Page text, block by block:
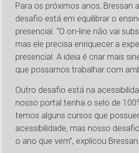
Para os próximos anos, Bressan
desafio está em equilibrar o
presencial. “O on-line não vai
mas ele precisa enriquecer a
presencial. A ideia é criar mais
que possamos trabalhar com
Outro desafio está na
nosso portal tenha o selo de
temos alguns cursos que
acessibilidade, mas nosso
o ano que vem”, explicou Bressan.